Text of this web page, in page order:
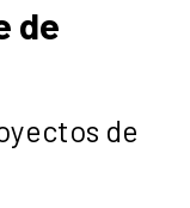
de
de